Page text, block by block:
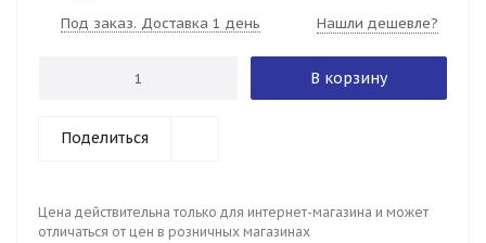
Под заказ. Доставка 1 день Нашли дешевле?
В корзину
Поделиться
Цена действительна только для интернет-магазина и может
отличаться от цен в розничных магазинах